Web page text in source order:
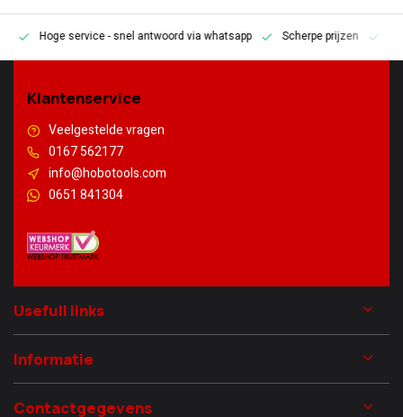
Hoge service- snel antwoord via whatsapp Scherpe prijzen
Klantenservice
Veelgestelde vragen
0167 562177
info@hobotools.com
0651 841304
Usefull links
Informatie
Contactgegevens